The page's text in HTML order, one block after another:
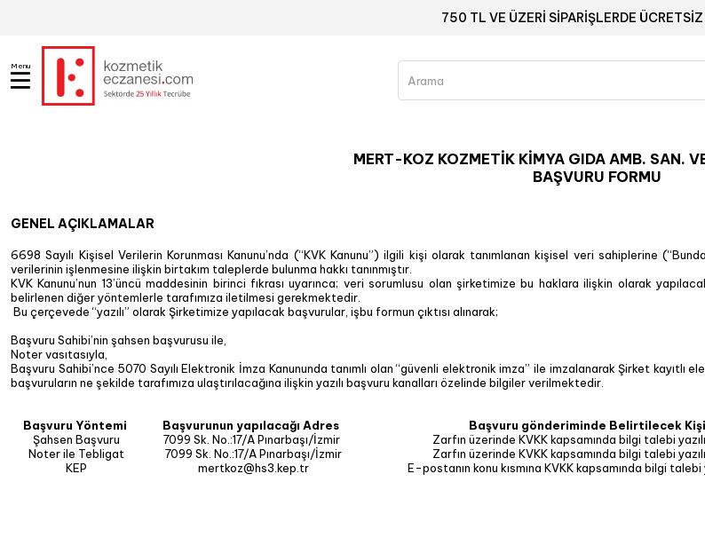
750 TL VE ÜZERİ SİPARİŞLERDE
Menu
MERT-KOZ KOZMETİK KİMYA GIDA AMB. SAN.
BAŞVURU FORMU
GENEL AÇIKLAMALAR
6698 Sayılı Kişisel Verilerin Korunması Kanunu’nda (“KVK Kanunu”) ilgili kişi olarak tanımlanan kişisel veri sahiplerine
verilerinin işlenmesine ilişkin birtakım taleplerde bulunma hakkı tanınmıştır.
KVK Kanunu’nun 13’üncü maddesinin birinci fıkrası uyarınca; veri sorumlusu olan şirketimize bu haklara ilişkin olarak
belirlenen diğer yöntemlerle tarafımıza iletilmesi gerekmektedir.
Bu çerçevede “yazılı” olarak Şirketimize yapılacak başvurular, işbu formun çıktısı alınarak;
Başvuru Sahibi’nin şahsen başvurusu ile,
Noter vasıtasıyla,
Başvuru Sahibi’nce 5070 Sayılı Elektronik İmza Kanununda tanımlı olan “güvenli elektronik imza” ile imzalanarak Şirket
başvuruların ne şekilde tarafımıza ulaştırılacağına ilişkin yazılı başvuru kanalları özelinde bilgiler verilmektedir.
Başvuru Yöntemi Başvurunun yapılacağı Adres
Başvuru gönderiminde Belirtilecek Kişi
Şahsen Başvuru
7099 Sk. No.:17/A Pınarbaşı/İzmir
Zarfın üzerinde KVKK kapsamında bilgi talebi
Noter ile Tebligat
7099 Sk. No.:17/A Pınarbaşı/İzmir
Zarfın üzerinde KVKK kapsamında bilgi talebi
KEP
mertkoz@hs3.kep.tr E-postanın konu kısmına KVKK kapsamında bilgi talebi